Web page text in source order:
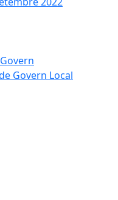
Govern Local